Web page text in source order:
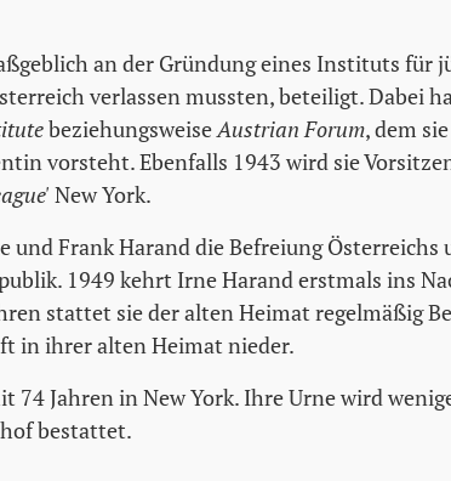
an der Gründung eines Instituts für
verlassen mussten, beteiligt. Dabei
beziehungsweise Austrian Forum, dem
vorsteht. Ebenfalls 1943 wird sie
New York.
und Frank Harand die Befreiung Österreichs
1949 kehrt Irne Harand erstmals ins
stattet sie der alten Heimat regelmäßig
in ihrer alten Heimat nieder.
74 Jahren in New York. Ihre Urne wird
bestattet.